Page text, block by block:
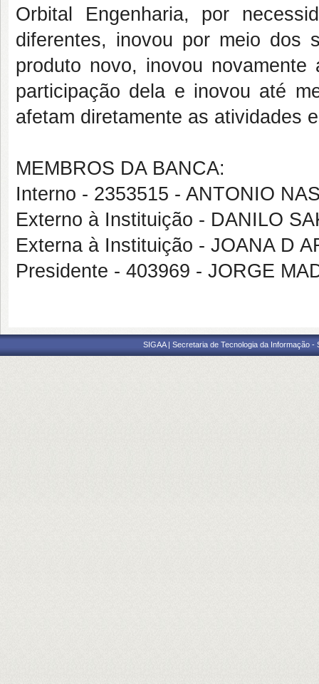
Orbital Engenharia, por
diferentes, inovou por meio dos
produto novo, inovou
participação dela e inovou até
afetam diretamente as atividades
MEMBROS DA BANCA:
Interno - 2353515 - ANTONIO
Externo à Instituição - DANILO
Externa à Instituição - JOANA D
Presidente - 403969 - JORGE
SIGAA | Secretaria de Tecnologia da Informação